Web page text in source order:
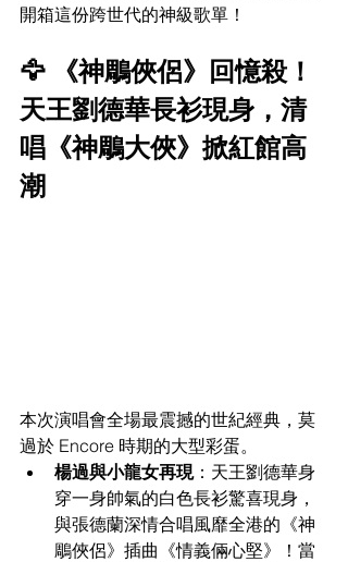
開箱這份跨世代的神級歌單！
🦅 《神鵰俠侶》回憶殺！
天王劉德華長衫現身，清
唱《神鵰大俠》掀紅館高
潮
本次演唱會全場最震撼的世紀經典，莫
過於 Encore 時期的大型彩蛋。
楊過與小龍女再現：天王劉德華身
穿一身帥氣的白色長衫驚喜現身，
與張德蘭深情合唱風靡全港的《神
鵰俠侶》插曲《情義倆心堅》！當